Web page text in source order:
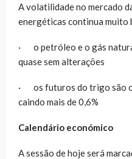
A volatilidade no mercado
energéticas continua muito
· o petróleo e o gás
quase sem alterações
· os futuros do trigo são
caindo mais de 0,6%
Calendário económico
A sessão de hoje será